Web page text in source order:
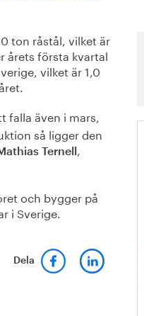
ton råstål, vilket är
årets första kvartal
vilket är 1,0
falla även i mars,
så ligger den
Ternell
,
och bygger på
i Sverige.
Dela